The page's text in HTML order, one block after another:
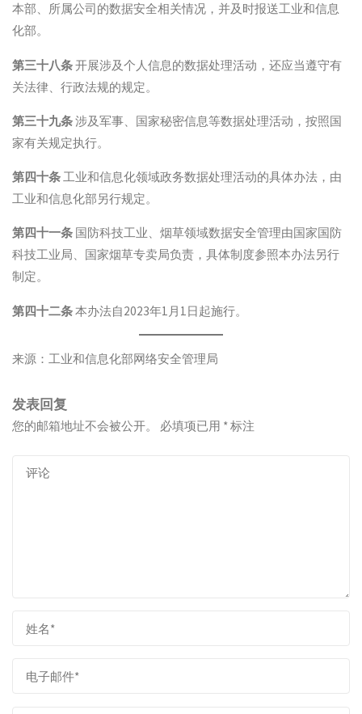
本部、所属公司的数据安全相关情况，并及时报送工业和信息
化部。
第三十八条开展涉及个人信息的数据处理活动，还应当遵守有
关法律、行政法规的规定。
第三十九条涉及军事、国家秘密信息等数据处理活动，按照国
家有关规定执行。
第四十条工业和信息化领域政务数据处理活动的具体办法，由
工业和信息化部另行规定。
第四十一条 国防科技工业、烟草领域数据安全管理由国家国防
科技工业局、国家烟草专卖局负责，具体制度参照本办法另行
制定。
第四十二条本办法自2023年1月1日起施行。
来源：工业和信息化部网络安全管理局
发表回复
您的邮箱地址不会被公开。 必填项已用 *标注